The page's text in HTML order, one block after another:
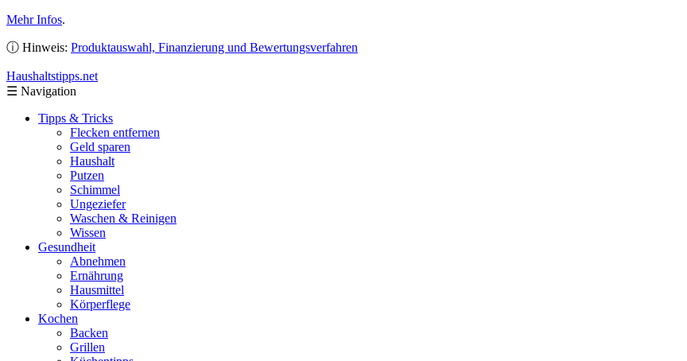
Mehr Infos.
ⓘ Hinweis: Produktauswahl, Finanzierung und Bewertungsverfahren
Haushaltstipps.net
☰ Navigation
Tipps & Tricks
Flecken entfernen
Geld sparen
Haushalt
Putzen
Schimmel
Ungeziefer
Waschen & Reinigen
Wissen
Gesundheit
Abnehmen
Ernährung
Hausmittel
Körperflege
Kochen
Backen
Grillen